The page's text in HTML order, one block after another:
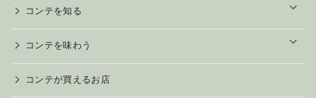
コンテを知る
o
コンテを味わう
o
コンテが買えるお店